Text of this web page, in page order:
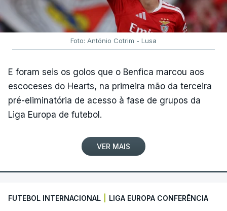
Foto: António Cotrim - Lusa
E foram seis os golos que o Benfica marcou aos
escoceses do Hearts, na primeira mão da terceira
pré-eliminatória de acesso à fase de grupos da
Liga Europa de futebol.
VER MAIS
FUTEBOL INTERNACIONAL LIGA EUROPA CONFERÊNCIA